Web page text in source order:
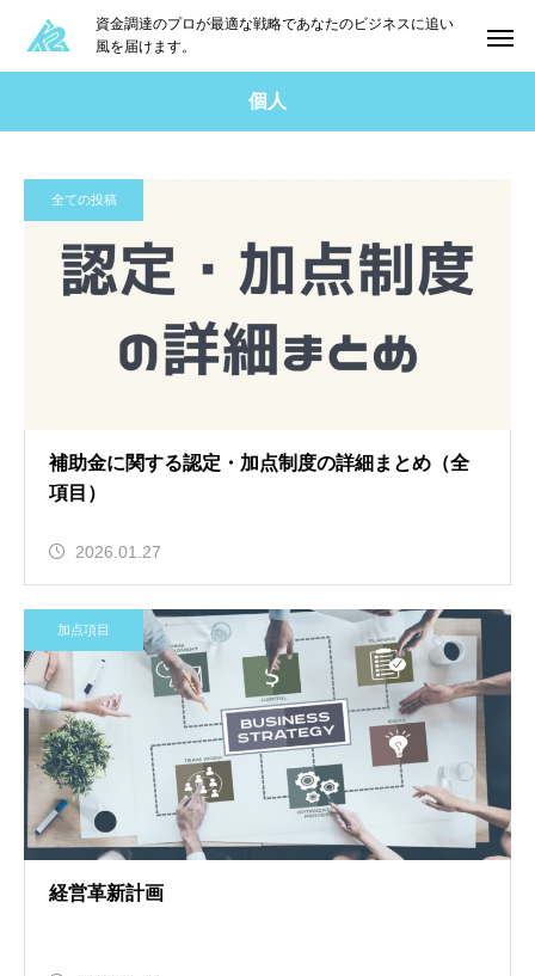
資金調達のプロが最適な戦略であなたのビジネスに追い
風を届けます。
個人
全ての投稿
補助金に関する認定・加点制度の詳細まとめ（全
項目）
2026.01.27
加点項目
経営革新計画